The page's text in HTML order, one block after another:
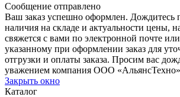
Сообщение отправлено
Ваш заказ успешно оформлен. Дождитесь
наличия на складе и актуальности цены,
свяжется с вами по электронной почте
указанному при оформлении заказ для
отгрузки и оплаты заказа. Просим вас
уважением компания ООО «АльянсТехно»
Закрыть окно
Каталог